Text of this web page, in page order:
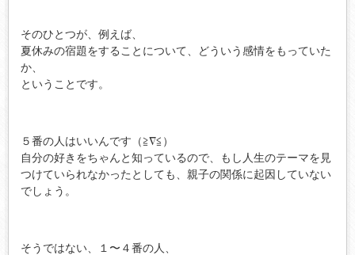
そのひとつが、例えば、
夏休みの宿題をすることについて、どういう感情をもっていた
か、
ということです。
５番の人はいいんです（≧∇≦）
自分の好きをちゃんと知っているので、もし人生のテーマを見
つけていられなかったとしても、親子の関係に起因していない
でしょう。
そうではない、１〜４番の人、